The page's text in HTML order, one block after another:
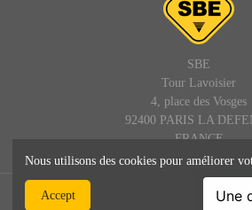
SBE
Tour Lavoisier
4, place des Vosges
92400 PARIS LA
FRANCE
© SBE - 1992 - 2025 – Tous droits réservés :
SBEDIRECT® est une marque de SBE -
Nous utilisons des cookies pour améliorer
Accept